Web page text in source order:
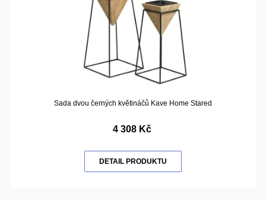
Sada dvou černých květináčů Kave Home Stared
4 308 Kč
DETAIL PRODUKTU